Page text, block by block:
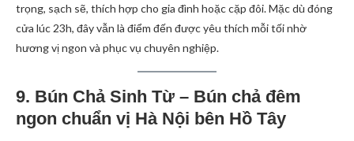
trọng, sạch sẽ, thích hợp cho gia đình hoặc cặp đôi. Mặc dù đóng
cửa lúc 23h, đây vẫn là điểm đến được yêu thích mỗi tối nhờ
hương vị ngon và phục vụ chuyên nghiệp.
9. Bún Chả Sinh Từ – Bún chả đêm
ngon chuẩn vị Hà Nội bên Hồ Tây